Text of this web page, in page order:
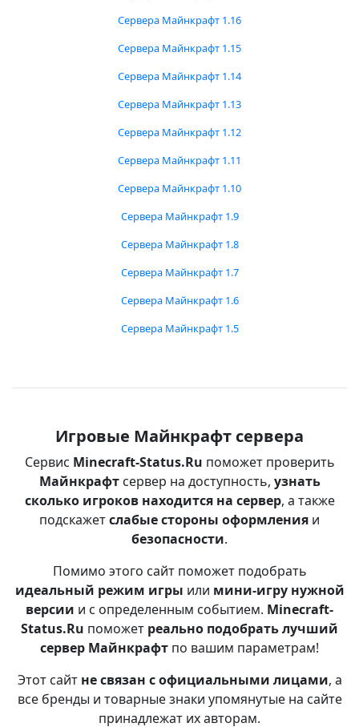
Сервера Майнкрафт 1.16
Сервера Майнкрафт 1.15
Сервера Майнкрафт 1.14
Сервера Майнкрафт 1.13
Сервера Майнкрафт 1.12
Сервера Майнкрафт 1.11
Сервера Майнкрафт 1.10
Сервера Майнкрафт 1.9
Сервера Майнкрафт 1.8
Сервера Майнкрафт 1.7
Сервера Майнкрафт 1.6
Сервера Майнкрафт 1.5
Игровые Майнкрафт сервера
Сервис Minecraft-Status.Ru поможет проверить
Майнкрафтсервер на доступность, узнать
сколько игроков находится на сервер, а также
подскажетслабые стороны оформления и
безопасности.
Помимо этого сайт поможет подобрать
идеальный режим игры или мини-игру нужной
версии и с определенным событием. Minecraft-
Status.Ru поможет реально подобрать лучший
сервер Майнкрафт по вашим параметрам!
Этот сайт не связан с официальными лицами, а
все бренды и товарные знаки упомянутые на сайте
принадлежат их авторам.